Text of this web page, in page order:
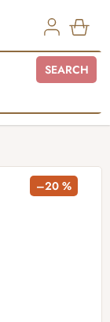
SEARCH
–20 %